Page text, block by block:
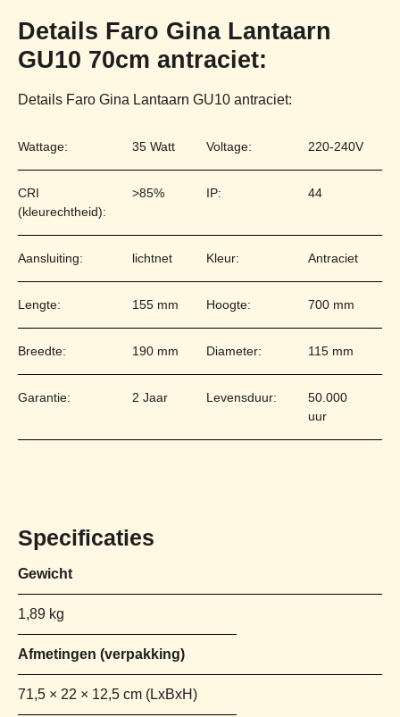
Details Faro Gina Lantaarn
GU10 70cm antraciet:
Details Faro Gina Lantaarn GU10 antraciet:
Wattage: 35 Watt Voltage: 220-240V
CRI
(kleurechtheid):
>85% IP: 44
Aansluiting: lichtnet Kleur: Antraciet
Lengte: 155 mm Hoogte: 700 mm
Breedte: 190 mm Diameter: 115 mm
Garantie: 2 Jaar Levensduur:
50.000
uur
Specificaties
Gewicht
1,89 kg
Afmetingen
71,5 × 22 × 12,5 cm